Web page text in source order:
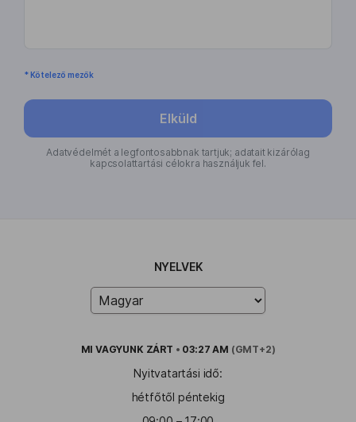
* Kötelező mezők
Elküld
Adatvédelmét a legfontosabbnak tartjuk; adatait kizárólag
kapcsolattartási célokra használjuk fel.
NYELVEK
MI VAGYUNK ZÁRT • 03:27 AM (GMT+2)
Nyitvatartási idő:
hétfőtől péntekig